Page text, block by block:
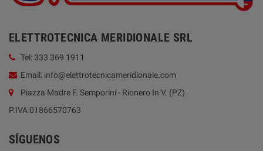
ELETTROTECNICA MERIDIONALE SRL
Tel: 333 369 1911
Email: info@elettrotecnicameridionale.com
Piazza Madre F. Semporini - Rionero In V. (PZ)
P.IVA 01866570763
SÍGUENOS